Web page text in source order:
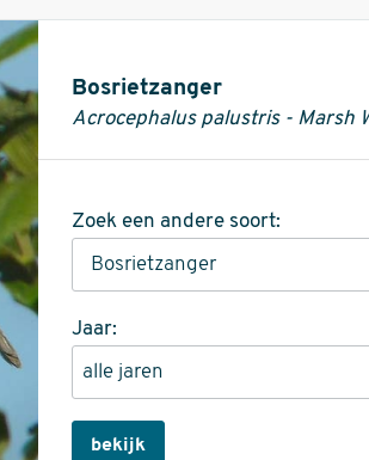
Informatie
Bosrietzanger
Acrocephalus palustris - Marsh
Zoek een andere soort:
Jaar:
bekijk